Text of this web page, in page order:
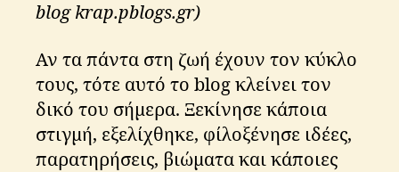
blog krap.pblogs.gr)
Αν τα πάντα στη ζωή έχουν τον κύκλο
τους, τότε αυτό το blog κλείνει τον
δικό του σήμερα. Ξεκίνησε κάποια
στιγμή, εξελίχθηκε, φίλοξένησε ιδέες,
παρατηρήσεις, βιώματα και κάποιες